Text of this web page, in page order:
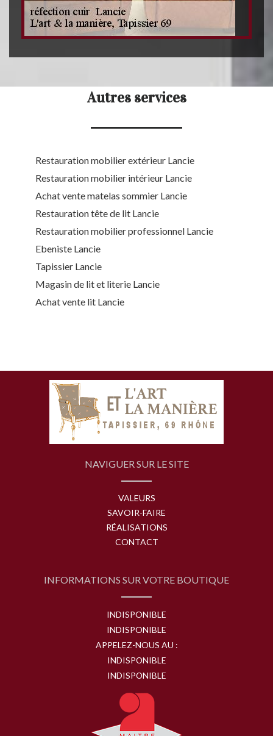
Autres services
Restauration mobilier extérieur Lancie
Restauration mobilier intérieur Lancie
Achat vente matelas sommier Lancie
Restauration tête de lit Lancie
Restauration mobilier professionnel Lancie
Ebeniste Lancie
Tapissier Lancie
Magasin de lit et literie Lancie
Achat vente lit Lancie
NAVIGUER SUR LE SITE
VALEURS
SAVOIR-FAIRE
RÉALISATIONS
CONTACT
INFORMATIONS SUR VOTRE BOUTIQUE
INDISPONIBLE
INDISPONIBLE
APPELEZ-NOUS AU :
INDISPONIBLE
INDISPONIBLE